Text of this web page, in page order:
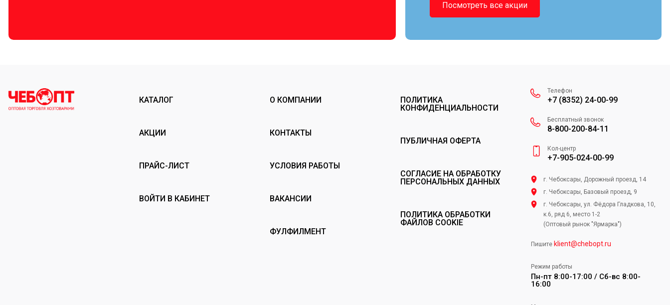
Посмотреть все акции
КАТАЛОГ
АКЦИИ
ПРАЙС-ЛИСТ
ВОЙТИ В КАБИНЕТ
О КОМПАНИИ
КОНТАКТЫ
УСЛОВИЯ РАБОТЫ
ВАКАНСИИ
ФУЛФИЛМЕНТ
ПОЛИТИКА
КОНФИДЕНЦИАЛЬНОСТИ
ПУБЛИЧНАЯ ОФЕРТА
СОГЛАСИЕ НА ОБРАБОТКУ
ПЕРСОНАЛЬНЫХ ДАННЫХ
ПОЛИТИКА ОБРАБОТКИ
ФАЙЛОВ COOKIE
Телефон
+7 (8352) 24-00-99
Бесплатный звонок
8-800-200-84-11
Кол-центр
+7-905-024-00-99
г. Чебоксары, Дорожный проезд, 14
г. Чебоксары, Базовый проезд, 9
г. Чебоксары, ул. Фёдора Гладкова, 10,
к.6, ряд 6, место 1-2
(Оптовый рынок "Ярмарка")
Пишите klient@chebopt.ru
Режим работы
Пн-пт 8:00-17:00 / Сб-вс 8:00-
16:00